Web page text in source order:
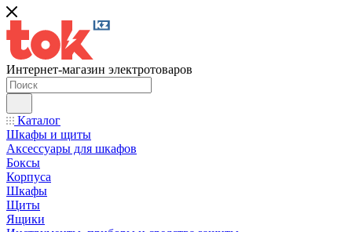
Интернет-магазин электротоваров
Каталог
Шкафы и щиты
Аксессуары для шкафов
Боксы
Корпуса
Шкафы
Щиты
Ящики